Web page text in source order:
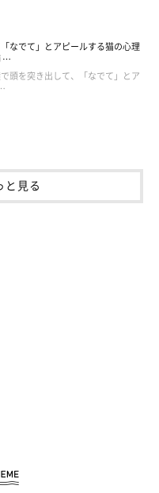
、猫も嬉しく感じると思い
なでて」とアピールする猫の心理
…
頭を突き出して、「なでて」とア
と見る